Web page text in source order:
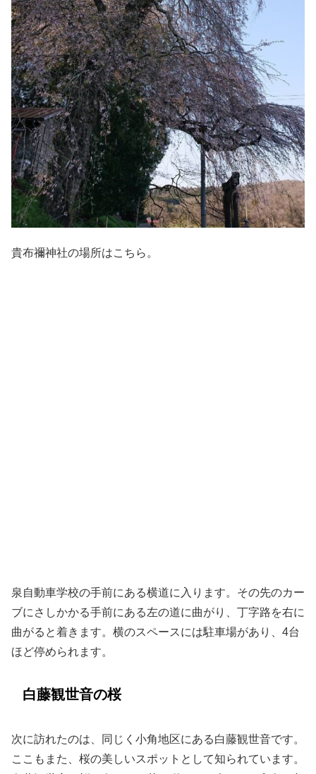
貴布禰神社の場所はこちら。
泉自動車学校の手前にある横道に入ります。その先のカー
ブにさしかかる手前にある左の道に曲がり、丁字路を右に
曲がると着きます。横のスペースには駐車場があり、4台
ほど停められます。
白藤観世音の桜
次に訪れたのは、同じく小角地区にある白藤観世音です。
ここもまた、桜の美しいスポットとして知られています。